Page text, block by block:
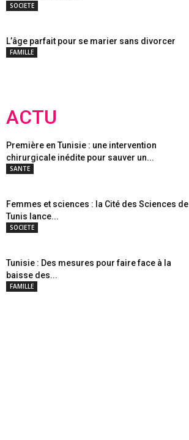
SOCIETE
L’âge parfait pour se marier sans divorcer
FAMILLE
ACTU
Première en Tunisie : une intervention
chirurgicale inédite pour sauver un...
SANTE
Femmes et sciences : la Cité des Sciences de
Tunis lance...
SOCIETE
Tunisie : Des mesures pour faire face à la
baisse des...
FAMILLE